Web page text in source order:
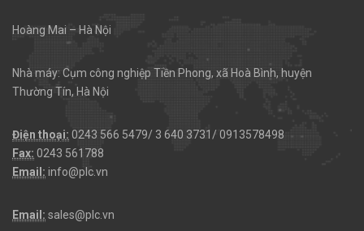
Hoàng Mai – Hà Nội
Nhà máy: Cụm công nghiệp Tiền Phong, xã Hoà Bình, huyện
Thường Tín, Hà Nội
Điện thoại: 0243 566 5479/ 3 640 3731/ 0913578498
Fax: 0243 561788
Email: info@plc.vn
Email: sales@plc.vn